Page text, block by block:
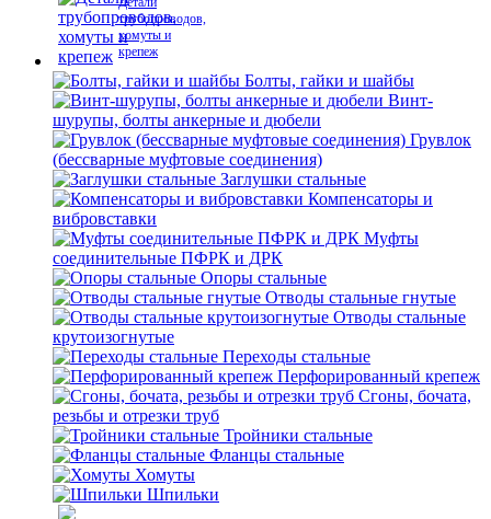
трубопроводов,
хомуты и
крепеж
Болты, гайки и шайбы
Винт-
шурупы, болты анкерные и дюбели
Грувлок
(бессварные муфтовые соединения)
Заглушки стальные
Компенсаторы и
вибровставки
Муфты
соединительные ПФРК и ДРК
Опоры стальные
Отводы стальные гнутые
Отводы стальные
крутоизогнутые
Переходы стальные
Перфорированный крепеж
Сгоны, бочата,
резьбы и отрезки труб
Тройники стальные
Фланцы стальные
Хомуты
Шпильки